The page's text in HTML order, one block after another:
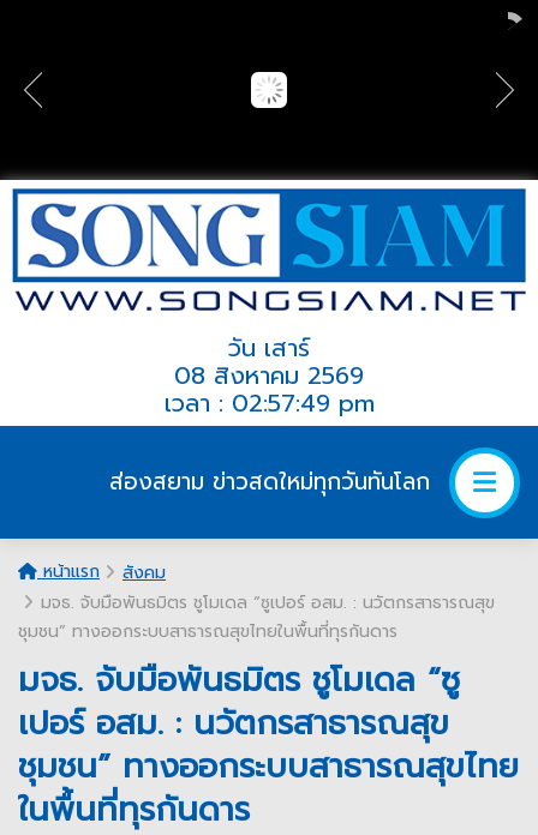
วัน เสาร์
08 สิงหาคม 2569
เวลา : 02:57:49 pm
ส่องสยาม ข่าวสดใหม่ทุกวันทันโลก
หน้าแรก
สังคม
มจธ. จับมือพันธมิตร ชูโมเดล “ซูเปอร์ อสม. : นวัตกรสาธารณสุข
ชุมชน” ทางออกระบบสาธารณสุขไทยในพื้นที่ทุรกันดาร
มจธ. จับมือพันธมิตร ชูโมเดล “ซู
เปอร์ อสม. : นวัตกรสาธารณสุข
ชุมชน” ทางออกระบบสาธารณสุขไทย
ในพื้นที่ทุรกันดาร